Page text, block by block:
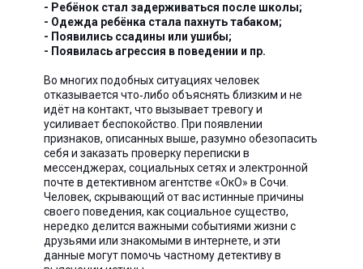
- Ребёнок стал задерживаться после школы;
- Одежда ребёнка стала пахнуть табаком;
- Появились ссадины или ушибы;
- Появилась агрессия в поведении и пр.
Во многих подобных ситуациях человек
отказывается что‑либо объяснять близким и не
идёт на контакт, что вызывает тревогу и
усиливает беспокойство. При появлении
признаков, описанных выше, разумно обезопасить
себя и заказать проверку переписки в
мессенджерах, социальных сетях и электронной
почте в детективном агентстве «ОкО» в Сочи.
Человек, скрывающий от вас истинные причины
своего поведения, как социальное существо,
нередко делится важными событиями жизни с
друзьями или знакомыми в интернете, и эти
данные могут помочь частному детективу в